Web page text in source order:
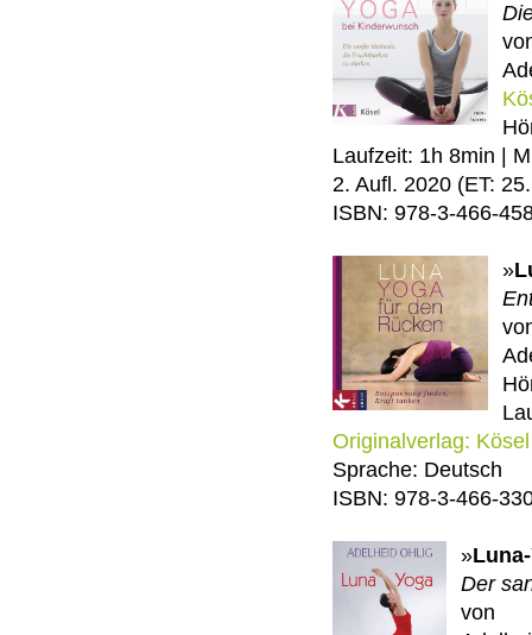
Laufzeit: 1h 8min |
2. Aufl. 2020 (ET:
ISBN: 978-3-466-
»
Originalverlag: Kösel
Sprache: Deutsch
ISBN: 978-3-466-
»
Der
von